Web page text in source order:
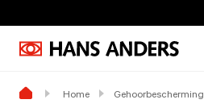
Home Gehoorbescherming